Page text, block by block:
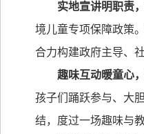
实地宣讲明职责
境儿童专项保障政策
合力构建政府主导、
趣味互动暖童心
孩子们踊跃参与、大
结，度过一场趣味与